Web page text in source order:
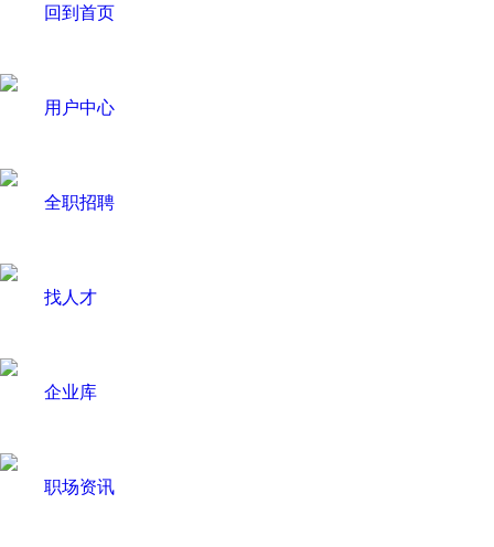
回到首页
用户中心
全职招聘
找人才
企业库
职场资讯